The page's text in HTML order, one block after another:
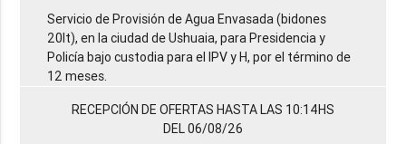
Servicio de Provisión de Agua Envasada (bidones
20lt), en la ciudad de Ushuaia, para Presidencia y
Policía bajo custodia para el IPV y H, por el término de
12 meses.
RECEPCIÓN DE OFERTAS HASTA LAS 10:14HS
DEL 06/08/26